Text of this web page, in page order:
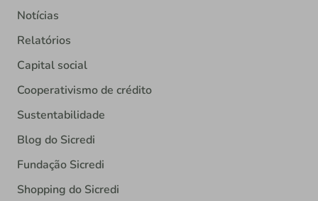
Notícias
Relatórios
Capital social
Cooperativismo de crédito
Sustentabilidade
Blog do Sicredi
Fundação Sicredi
Shopping do Sicredi